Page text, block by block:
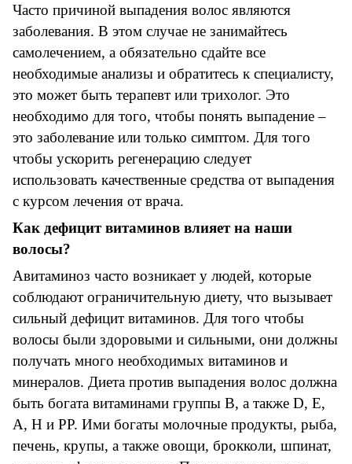
Часто причиной выпадения волос являются
заболевания. В этом случае не занимайтесь
самолечением, а обязательно сдайте все
необходимые анализы и обратитесь к специалисту,
это может быть терапевт или трихолог. Это
необходимо для того, чтобы понять выпадение –
это заболевание или только симптом. Для того
чтобы ускорить регенерацию следует
использовать качественные средства от выпадения
с курсом лечения от врача.
Как дефицит витаминов влияет на наши
волосы?
Авитаминоз часто возникает у людей, которые
соблюдают ограничительную диету, что вызывает
сильный дефицит витаминов. Для того чтобы
волосы были здоровыми и сильными, они должны
получать много необходимых витаминов и
минералов. Диета против выпадения волос должна
быть богата витаминами группы В, а также D, Е,
А, Н и РР. Ими богаты молочные продукты, рыба,
печень, крупы, а также овощи, брокколи, шпинат,